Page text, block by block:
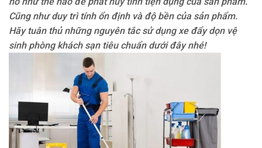
Cũng như duy trì tính ổn định và độ bền của sản phẩm.
Hãy tuân thủ những nguyên tắc sử dụng xe đẩy dọn vệ
sinh phòng khách sạn tiêu chuẩn dưới đây nhé!